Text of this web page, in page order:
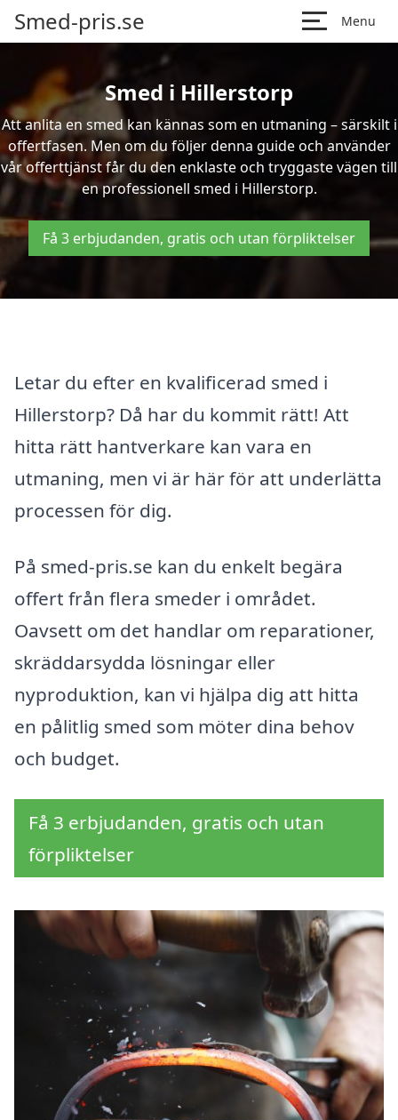
Smed-pris.se Menu
Smed i Hillerstorp
Att anlita en smed kan kännas som en utmaning – särskilt i
offertfasen. Men om du följer denna guide och använder
vår offerttjänst får du den enklaste och tryggaste vägen till
en professionell smed i Hillerstorp.
Få 3 erbjudanden, gratis och utan förpliktelser
Letar du efter en kvalificerad smed i
Hillerstorp? Då har du kommit rätt! Att
hitta rätt hantverkare kan vara en
utmaning, men vi är här för att underlätta
processen för dig.
På smed-pris.se kan du enkelt begära
offert från flera smeder i området.
Oavsett om det handlar om reparationer,
skräddarsydda lösningar eller
nyproduktion, kan vi hjälpa dig att hitta
en pålitlig smed som möter dina behov
och budget.
Få 3 erbjudanden, gratis och utan
förpliktelser